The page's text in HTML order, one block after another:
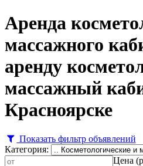
Аренда
массажного
аренду
массажный
Красноярске
Показать фильтр объявлений
Категория:
Цена